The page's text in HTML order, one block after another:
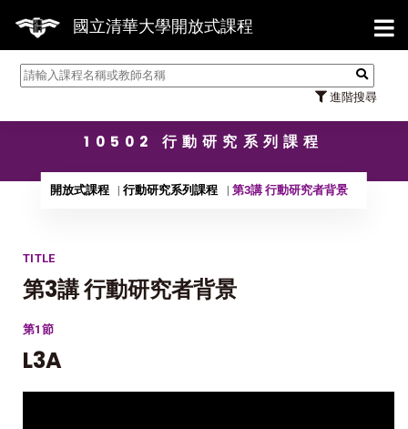
國立清華大學開放式課程
進階搜尋
【7/
10502 行動研究系列課程
開放式課程 行動研究系列課程 第3講 行動研究者背景
TITLE
第3講 行動研究者背景
第1節
L3A